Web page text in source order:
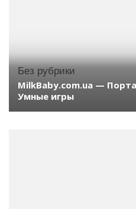
Без рубрики
MilkBaby.com.ua —
Умные игры